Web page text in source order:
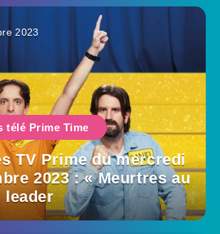
2023
télé Prime Time
TV Prime du mercredi
2023 : « Meurtres au
leader